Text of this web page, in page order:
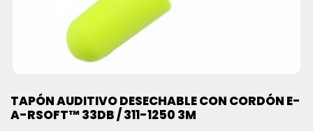
TAPÓN AUDITIVO DESECHABLE CON CORDÓN E-
A-RSOFT™ 33DB / 311-1250 3M